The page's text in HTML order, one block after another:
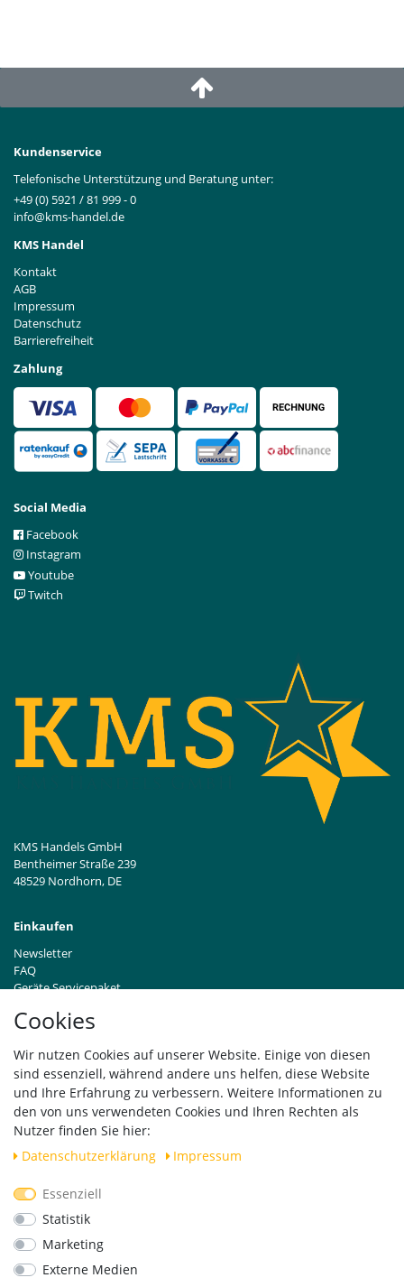
Cookies
Wir nutzen Cookies auf unserer Website. Einige von diesen
sind essenziell, während andere uns helfen, diese Website
und Ihre Erfahrung zu verbessern. Weitere Informationen zu
den von uns verwendeten Cookies und Ihren Rechten als
Nutzer finden Sie hier:
Daten­schutz­erklärung
Impressum
Essenziell
Statistik
Marketing
Externe Medien
Kundenservice
Telefonische Unterstützung und Beratung unter:
+49 (0) 5921 / 81 999 - 0
info@kms-handel.de
KMS Handel
Kontakt
AGB
Impressum
Datenschutz
Barrierefreiheit
Zahlung
Social Media
Facebook
Instagram
Youtube
Twitch
KMS Handels GmbH
Bentheimer Straße 239
48529 Nordhorn, DE
Einkaufen
Newsletter
FAQ
Geräte Servicepaket
Händleranfragen B2B
Widerrufsrecht
Vertrag widerrufen
Versand
Geprüfte Sicherheit